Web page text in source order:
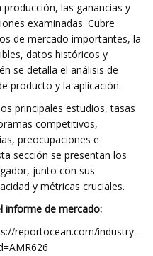
las ganancias y
examinadas. Cubre
de mercado importantes, la
datos históricos y
se detalla el análisis de
producto y la aplicación.
principales estudios, tasas
competitivos,
preocupaciones e
sección se presentan los
junto con sus
y métricas cruciales.
informe de mercado:
reportocean.com/industry-